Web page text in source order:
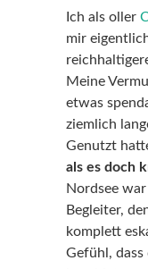
Ich als oller
mir
Meine
etwas
ziemlich
Genutzt
als es doch
Nordsee
Begleiter,
komplett
Gefühl,